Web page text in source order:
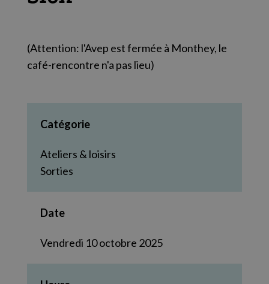
(Attention: l'Avep est fermée à Monthey, le
café-rencontre n'a pas lieu)
Catégorie
Ateliers & loisirs
Sorties
Date
Vendredi 10 octobre 2025